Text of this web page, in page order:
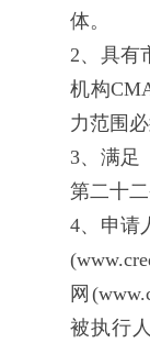
体。
2、具有
机构
力范围
3、满足
第二十二
4、申请
网
被执行